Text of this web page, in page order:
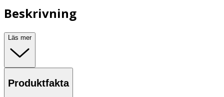
Beskrivning
Läs mer
Produktfakta